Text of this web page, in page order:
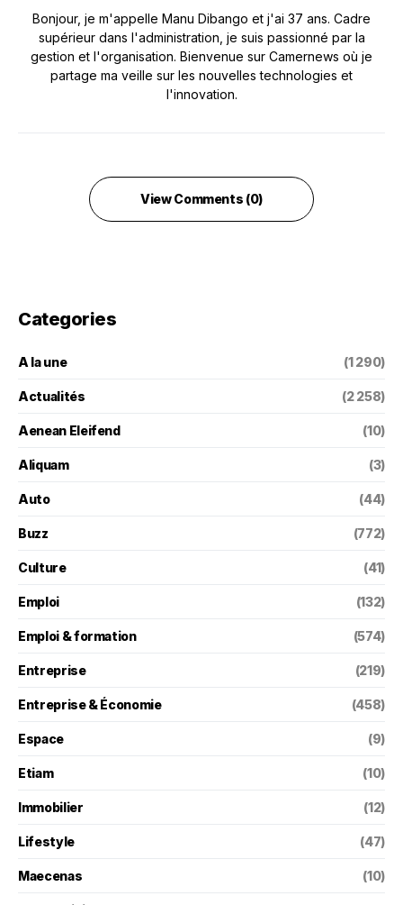
Bonjour, je m'appelle Manu Dibango et j'ai 37 ans. Cadre
supérieur dans l'administration, je suis passionné par la
gestion et l'organisation. Bienvenue sur Camernews où je
partage ma veille sur les nouvelles technologies et
l'innovation.
View Comments (0)
Categories
A la une (1 290)
Actualités (2 258)
Aenean Eleifend (10)
Aliquam (3)
Auto (44)
Buzz (772)
Culture (41)
Emploi (132)
Emploi & formation (574)
Entreprise (219)
Entreprise & Économie (458)
Espace (9)
Etiam (10)
Immobilier (12)
Lifestyle (47)
Maecenas (10)